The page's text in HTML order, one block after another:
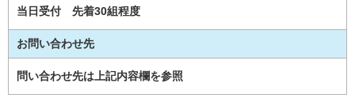
当日受付 先着30組程度
お問い合わせ先
問い合わせ先は上記内容欄を参照